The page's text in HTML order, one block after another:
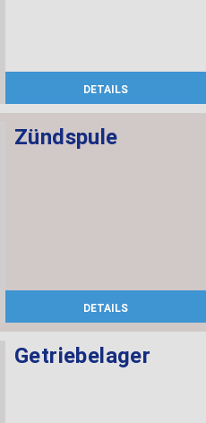
DETAILS
Zündspule
DETAILS
Getriebelager